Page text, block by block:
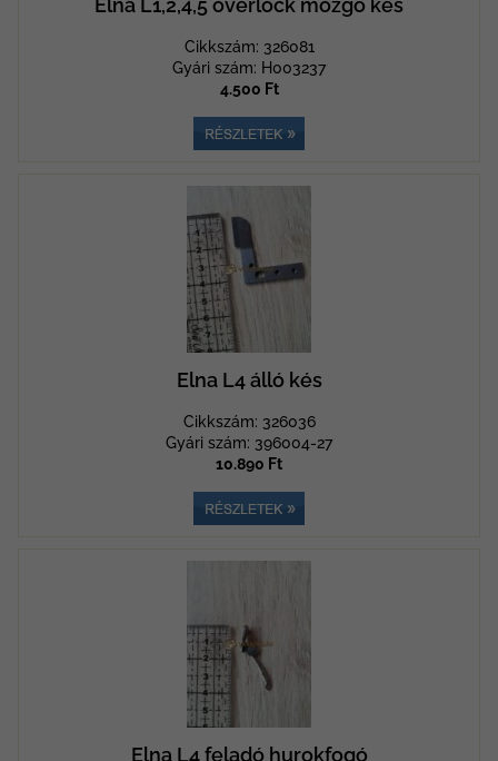
Elna L1,2,4,5 overlock mozgó kés
Cikkszám: 326081
Gyári szám: H003237
4.500 Ft
Elna L4 álló kés
Cikkszám: 326036
Gyári szám: 396004-27
10.890 Ft
Elna L4 feladó hurokfogó